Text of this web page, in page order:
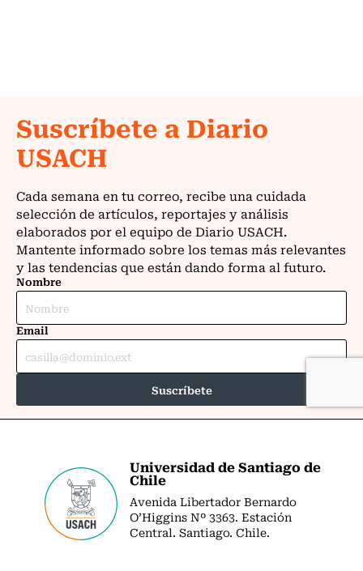
Universidad de Santiago de
Chile
Avenida Libertador Bernardo
O’Higgins Nº 3363. Estación
Central. Santiago. Chile.